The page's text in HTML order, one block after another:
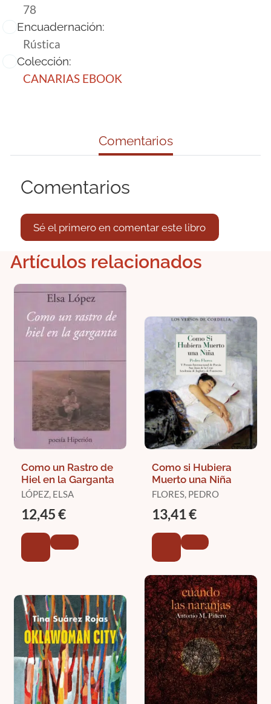
78
Encuadernación:
Rústica
Colección:
CANARIAS EBOOK
Comentarios
Comentarios
Sé el primero en comentar este libro
Artículos relacionados
Como un Rastro de
Hiel en la Garganta
LÓPEZ, ELSA
12,45 €
Como si Hubiera
Muerto una Niña
FLORES, PEDRO
13,41 €